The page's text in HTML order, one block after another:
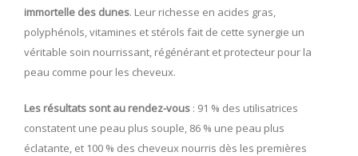
immortelle des dunes. Leur richesse en acides gras,
polyphénols, vitamines et stérols fait de cette synergie un
véritable soin nourrissant, régénérant et protecteur pour la
peau comme pour les cheveux.
Les résultats sont au rendez-vous : 91 % des utilisatrices
constatent une peau plus souple, 86 % une peau plus
éclatante, et 100 % des cheveux nourris dès les premières